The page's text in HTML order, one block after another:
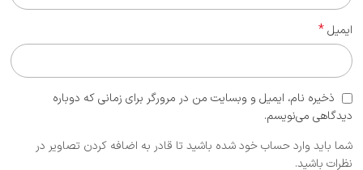
ایمیل*
ذخیره نام، ایمیل و وبسایت من در مرورگر برای زمانی که دوباره
دیدگاهی می‌نویسم.
شما باید وارد حساب خود شده باشید تا قادر به اضافه کردن تصاویر در
نظرات باشید.